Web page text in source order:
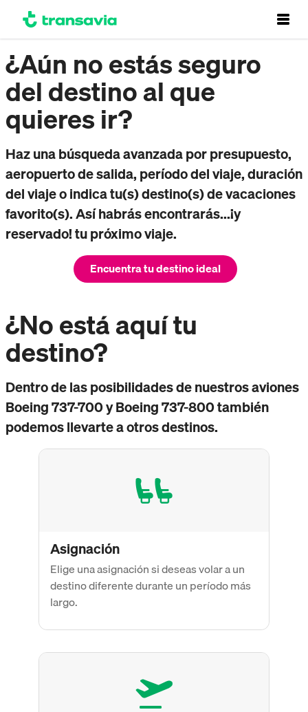
¿Aún no estás seguro
del destino al que
quieres ir?
Haz una búsqueda avanzada por presupuesto,
aeropuerto de salida, período del viaje, duración
del viaje o indica tu(s) destino(s) de vacaciones
favorito(s). Así habrás encontrarás...¡y
reservado! tu próximo viaje.
Encuentra tu destino ideal
¿No está aquí tu
destino?
Dentro de las posibilidades de nuestros aviones
Boeing 737-700 y Boeing 737-800 también
podemos llevarte a otros destinos.
Asignación
Elige una asignación si deseas volar a un
destino diferente durante un período más
largo.